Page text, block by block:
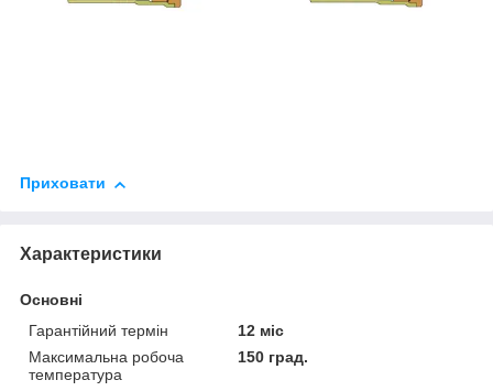
Приховати
Характеристики
Основні
Гарантійний термін
12 міс
Максимальна робоча
температура
150 град.